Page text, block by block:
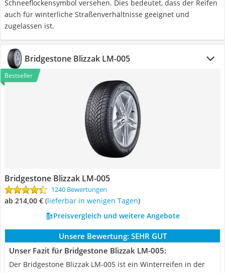
Schneeflockensymbol versehen. Dies bedeutet, dass der Reifen
auch für winterliche Straßenverhältnisse geeignet und
zugelassen ist.
Bridgestone Blizzak LM-005
Bestseller
Bridgestone Blizzak LM-005
1240 Bewertungen
ab 214,00 € ( Lieferbar in wenigen Tagen)
Preisvergleich und weitere Angebote
Unsere Bewertung: SEHR GUT
Unser Fazit für Bridgestone Blizzak LM-005:
Der Bridgestone Blizzak LM-005 ist ein Winterreifen in der